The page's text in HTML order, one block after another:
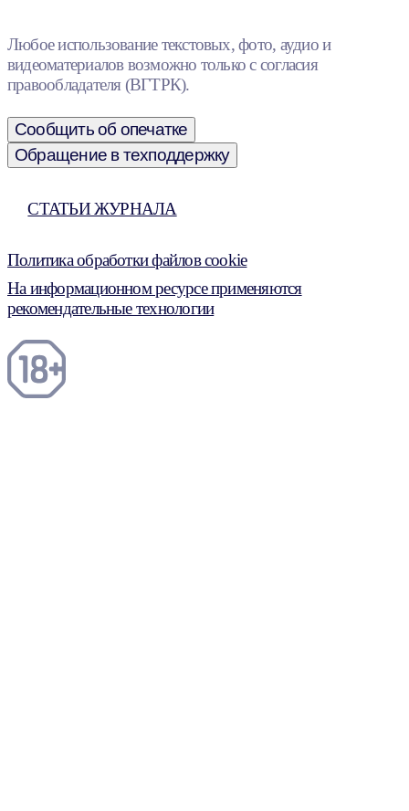
Любое использование текстовых, фото, аудио и
видеоматериалов возможно только с согласия
правообладателя (ВГТРК).
Сообщить об опечатке
Обращение в техподдержку
СТАТЬИ ЖУРНАЛА
Политика обработки файлов cookie
На информационном ресурсе применяются
рекомендательные технологии